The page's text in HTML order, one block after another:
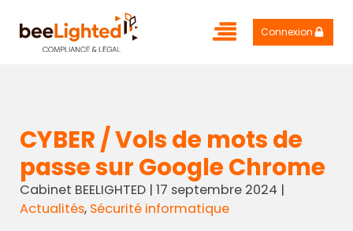
Connexion
CYBER / Vols de mots de
passe sur Google Chrome
Cabinet BEELIGHTED| 17 septembre 2024 |
Actualités, Sécurité informatique